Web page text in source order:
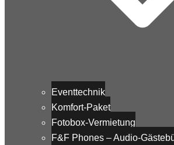
Eventtechnik
Komfort-Paket
Fotobox-Vermietung
F&F Phones – Audio-